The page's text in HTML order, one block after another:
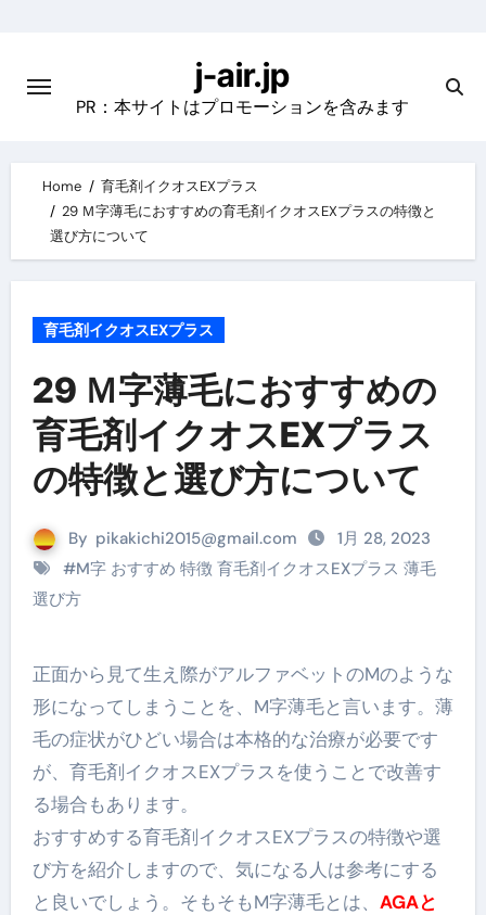
content
j-air.jp
PR：本サイトはプロモーションを含みます
Home
育毛剤イクオスEXプラス
29 Ｍ字薄毛におすすめの育毛剤イクオスEXプラスの特徴と
選び方について
育毛剤イクオスEXプラス
29 Ｍ字薄毛におすすめの
育毛剤イクオスEXプラス
の特徴と選び方について
By pikakichi2015@gmail.com
1月 28, 2023
#M字 おすすめ 特徴 育毛剤イクオスEXプラス 薄毛
選び方
正面から見て生え際がアルファベットのMのような
形になってしまうことを、 M字薄毛と言います。薄
毛の症状がひどい場合は本格的な治療が必要です
が、育毛剤イクオスEXプラスを使うことで改善す
る場合もあります。
おすすめする育毛剤イクオスEXプラスの特徴や選
び方を紹介しますので、気になる人は参考にする
と良いでしょう。そもそもM字薄毛とは、 AGAと